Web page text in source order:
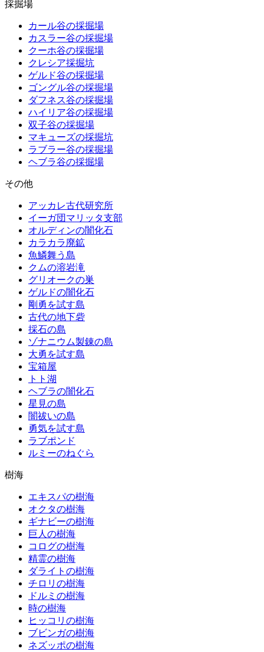
採掘場
カール谷の採掘場
カスラー谷の採掘場
クーホ谷の採掘場
クレシア採掘坑
ゲルド谷の採掘場
ゴングル谷の採掘場
ダフネス谷の採掘場
ハイリア谷の採掘場
双子谷の採掘場
マキューズの採掘坑
ラブラー谷の採掘場
ヘブラ谷の採掘場
その他
アッカレ古代研究所
イーガ団マリッタ支部
オルディンの闇化石
カラカラ廃鉱
魚鱗舞う島
クムの溶岩滝
グリオークの巣
ゲルドの闇化石
剛勇を試す島
古代の地下砦
採石の島
ゾナニウム製錬の島
大勇を試す島
宝箱屋
トト湖
ヘブラの闇化石
星見の島
闇祓いの島
勇気を試す島
ラブポンド
ルミーのねぐら
樹海
エキスパの樹海
オクタの樹海
ギナビーの樹海
巨人の樹海
コログの樹海
精霊の樹海
ダライトの樹海
チロリの樹海
ドルミの樹海
時の樹海
ヒッコリの樹海
ブビンガの樹海
ネズッポの樹海